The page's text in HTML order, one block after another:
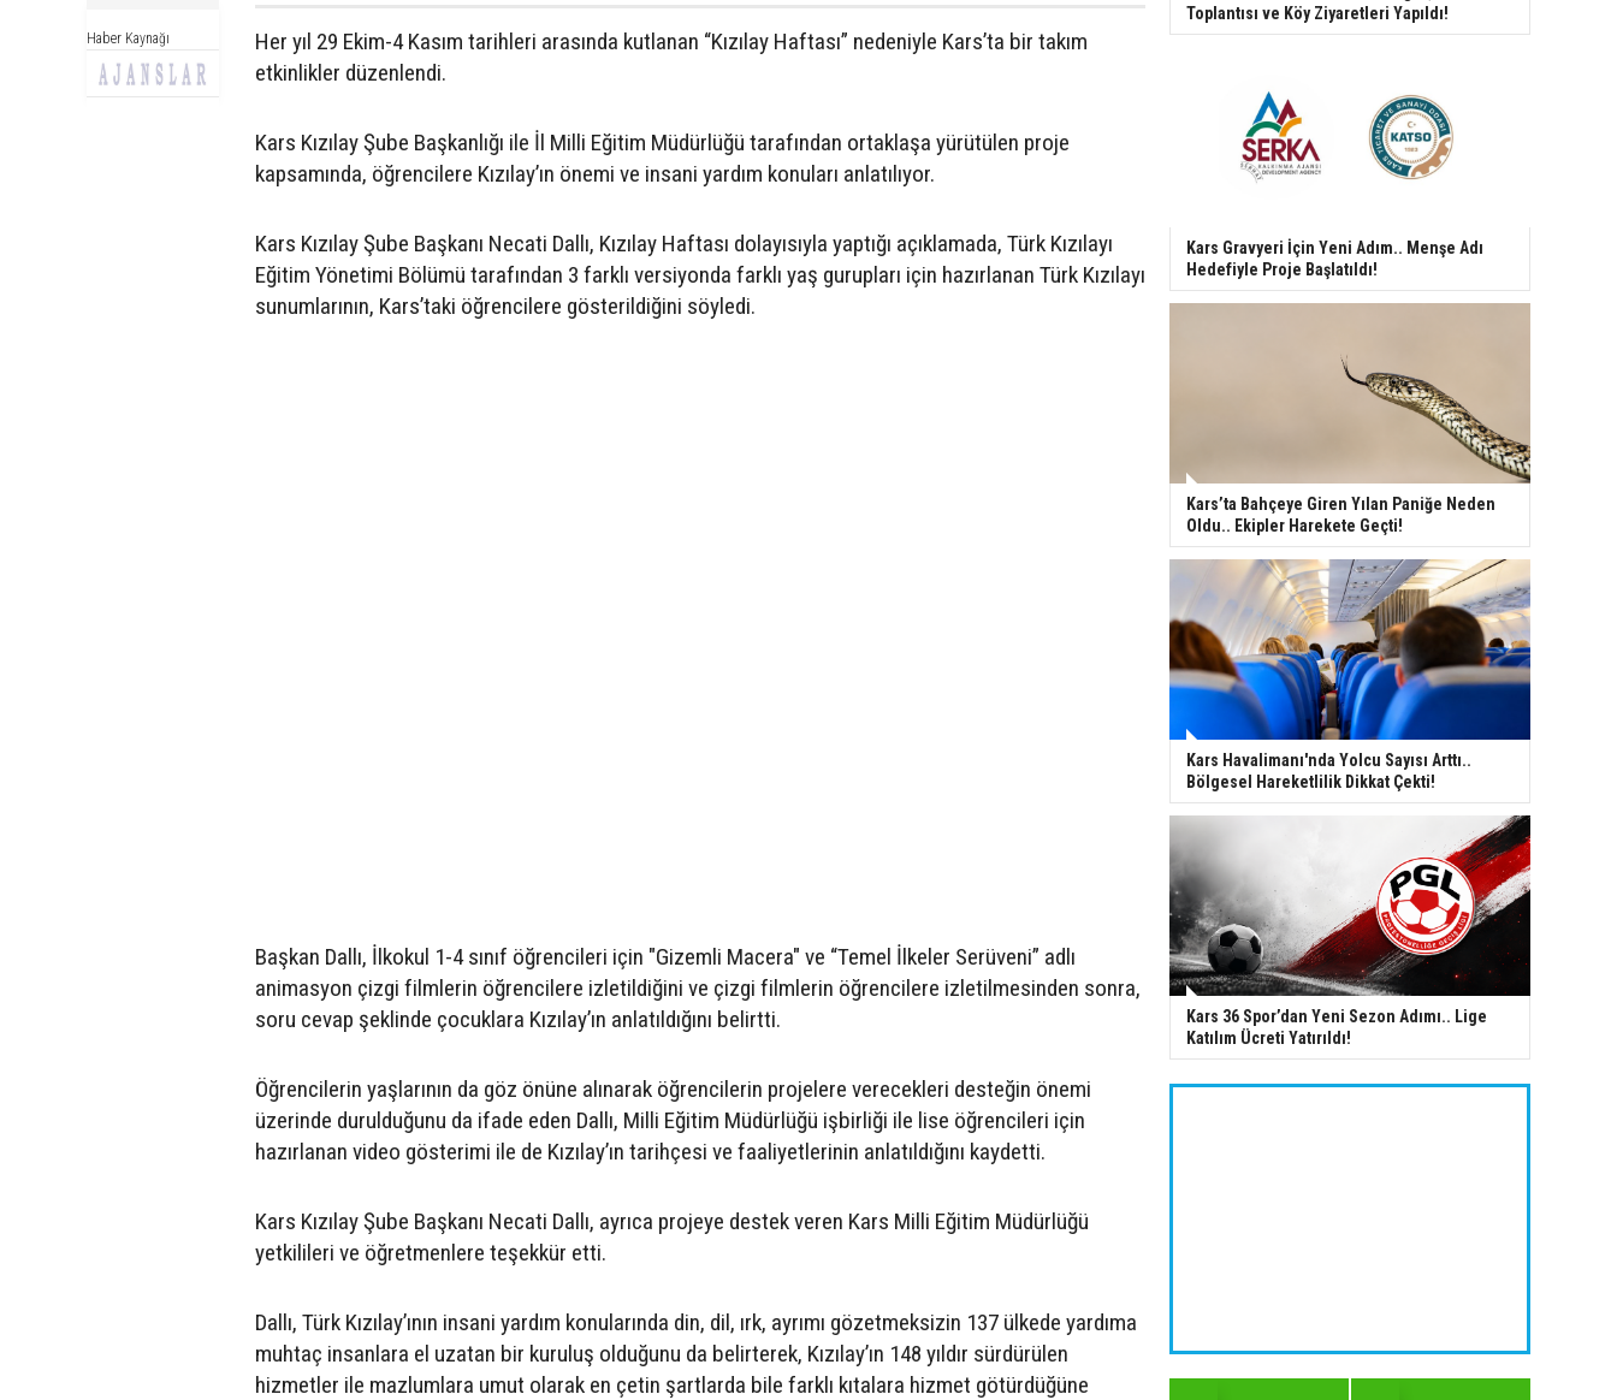
Haber Kaynağı
Her yıl 29 Ekim-4 Kasım tarihleri arasında kutlanan “Kızılay Haftası” nedeniyle Kars’ta bir takım
etkinlikler düzenlendi.
Kars Kızılay Şube Başkanlığı ile İl Milli Eğitim Müdürlüğü tarafından ortaklaşa yürütülen proje
kapsamında, öğrencilere Kızılay’ın önemi ve insani yardım konuları anlatılıyor.
Kars Kızılay Şube Başkanı Necati Dallı, Kızılay Haftası dolayısıyla yaptığı açıklamada, Türk Kızılayı
Eğitim Yönetimi Bölümü tarafından 3 farklı versiyonda farklı yaş gurupları için hazırlanan Türk Kızılayı
sunumlarının, Kars’taki öğrencilere gösterildiğini söyledi.
Başkan Dallı, İlkokul 1-4 sınıf öğrencileri için "Gizemli Macera" ve “Temel İlkeler Serüveni” adlı
animasyon çizgi filmlerin öğrencilere izletildiğini ve çizgi filmlerin öğrencilere izletilmesinden sonra,
soru cevap şeklinde çocuklara Kızılay’ın anlatıldığını belirtti.
Öğrencilerin yaşlarının da göz önüne alınarak öğrencilerin projelere verecekleri desteğin önemi
üzerinde durulduğunu da ifade eden Dallı, Milli Eğitim Müdürlüğü işbirliği ile lise öğrencileri için
hazırlanan video gösterimi ile de Kızılay’ın tarihçesi ve faaliyetlerinin anlatıldığını kaydetti.
Kars Kızılay Şube Başkanı Necati Dallı, ayrıca projeye destek veren Kars Milli Eğitim Müdürlüğü
yetkilileri ve öğretmenlere teşekkür etti.
Dallı, Türk Kızılay’ının insani yardım konularında din, dil, ırk, ayrımı gözetmeksizin 137 ülkede yardıma
muhtaç insanlara el uzatan bir kuruluş olduğunu da belirterek, Kızılay’ın 148 yıldır sürdürülen
hizmetler ile mazlumlara umut olarak en çetin şartlarda bile farklı kıtalara hizmet götürdüğüne
Toplantısı ve Köy Ziyaretleri Yapıldı!
Kars Gravyeri İçin Yeni Adım.. Menşe Adı
Hedefiyle Proje Başlatıldı!
Kars’ta Bahçeye Giren Yılan Paniğe Neden
Oldu.. Ekipler Harekete Geçti!
Kars Havalimanı'nda Yolcu Sayısı Arttı..
Bölgesel Hareketlilik Dikkat Çekti!
Kars 36 Spor’dan Yeni Sezon Adımı.. Lige
Katılım Ücreti Yatırıldı!